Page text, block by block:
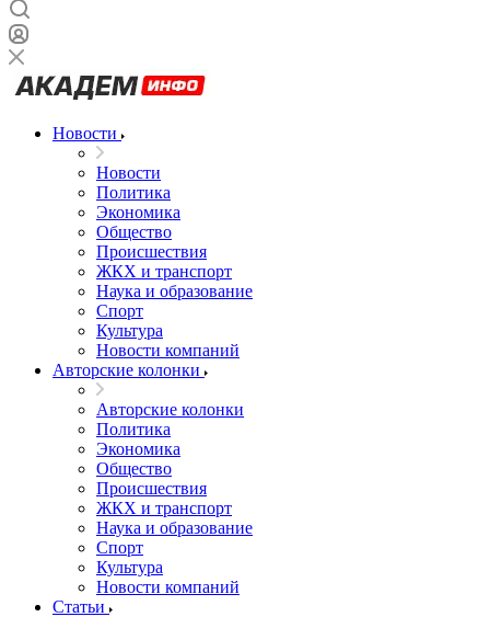
Новости
Новости
Политика
Экономика
Общество
Происшествия
ЖКХ и транспорт
Наука и образование
Спорт
Культура
Новости компаний
Авторские колонки
Авторские колонки
Политика
Экономика
Общество
Происшествия
ЖКХ и транспорт
Наука и образование
Спорт
Культура
Новости компаний
Статьи